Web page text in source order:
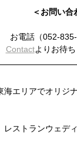
＜お問い合
お電話（052-
Contactよりお待ち
エリアでオリジ
ストランウェデ